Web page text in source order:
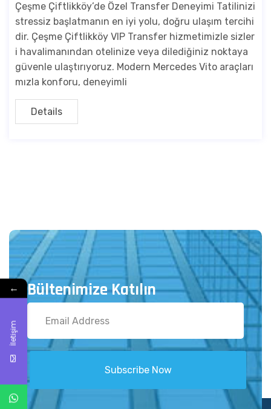
Çeşme Çiftlikköy’de Özel Transfer Deneyimi Tatilinizi
stressiz başlatmanın en iyi yolu, doğru ulaşım tercihi
dir. Çeşme Çiftlikköy VIP Transfer hizmetimizle sizler
i havalimanından otelinize veya dilediğiniz noktaya
güvenle ulaştırıyoruz. Modern Mercedes Vito araçları
mızla konforu, deneyimli
Details
Bültenimize Katılın
Subscribe Now
←
İletişim